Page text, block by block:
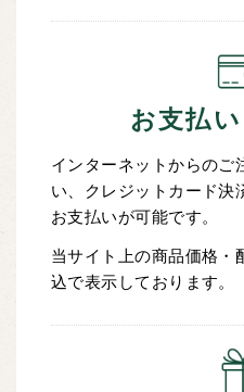
お支払
インターネットからのご
い、クレジットカード
お支払いが可能です。
当サイト上の商品価格・
込で表示しております。